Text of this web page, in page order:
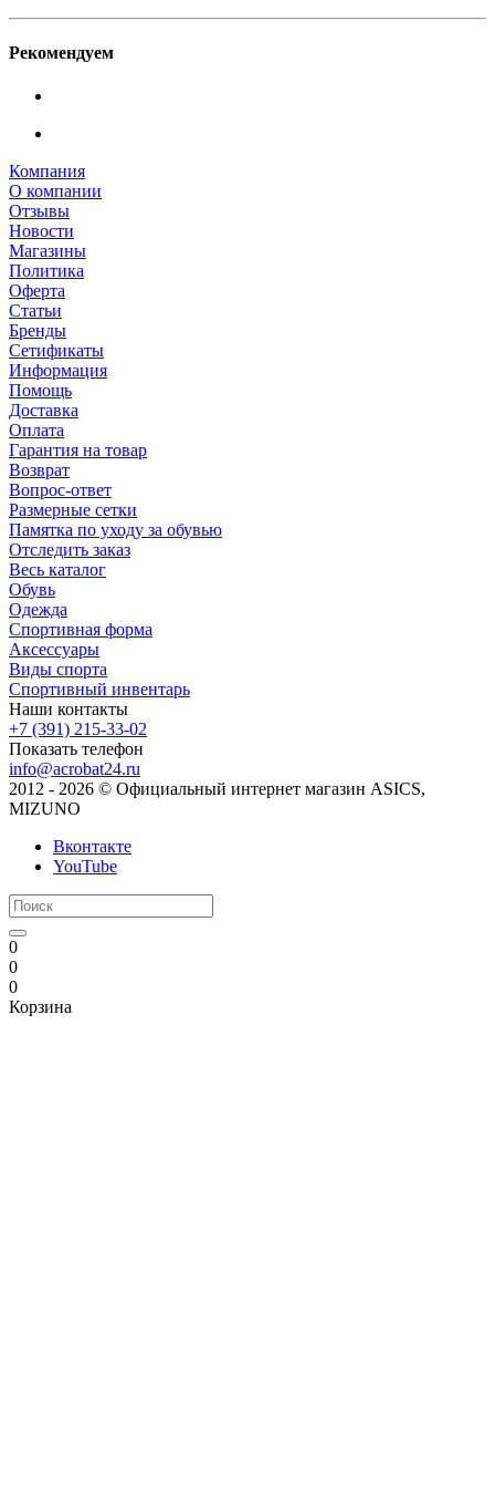
Рекомендуем
Компания
О компании
Отзывы
Новости
Магазины
Политика
Оферта
Статьи
Бренды
Сетификаты
Информация
Помощь
Доставка
Оплата
Гарантия на товар
Возврат
Вопрос-ответ
Размерные сетки
Памятка по уходу за обувью
Отследить заказ
Весь каталог
Обувь
Одежда
Спортивная форма
Аксессуары
Виды спорта
Спортивный инвентарь
Наши контакты
+7 (391) 215-33-02
Показать телефон
info@acrobat24.ru
2012 - 2026 © Официальный интернет магазин ASICS,
MIZUNO
Вконтакте
YouTube
0
0
0
Корзина